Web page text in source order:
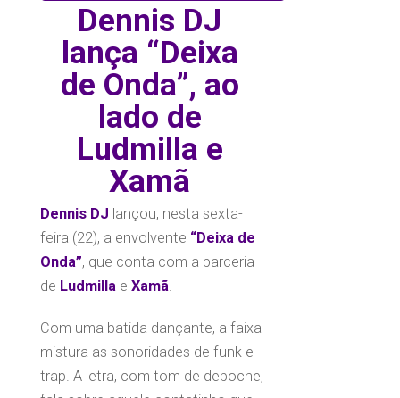
Dennis DJ
lança “Deixa
de Onda”, ao
lado de
Ludmilla e
Xamã
Dennis DJ lançou, nesta sexta-
feira (22), a envolvente “Deixa de
Onda”, que conta com a parceria
de Ludmillae Xamã.
Com uma batida dançante, a faixa
mistura as sonoridades de funk e
trap. A letra, com tom de deboche,